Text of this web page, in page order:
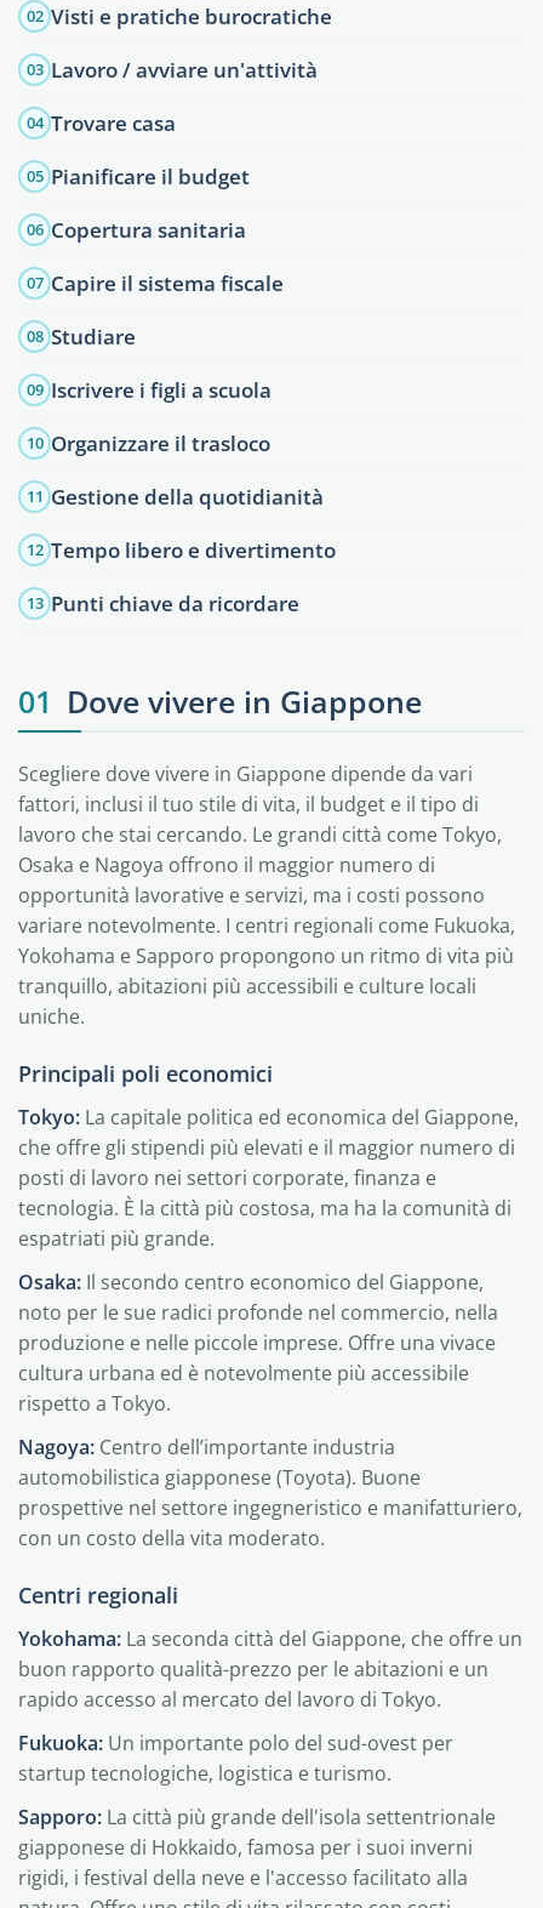
02 Visti e pratiche burocratiche
03 Lavoro / avviare un'attività
04 Trovare casa
05 Pianificare il budget
06 Copertura sanitaria
07 Capire il sistema fiscale
08 Studiare
09 Iscrivere i figli a scuola
10 Organizzare il trasloco
11 Gestione della quotidianità
12 Tempo libero e divertimento
13 Punti chiave da ricordare
01 Dove vivere in Giappone
Scegliere dove vivere in Giappone dipende da vari
fattori, inclusi il tuo stile di vita, il budget e il tipo di
lavoro che stai cercando. Le grandi città come Tokyo,
Osaka e Nagoya offrono il maggior numero di
opportunità lavorative e servizi, ma i costi possono
variare notevolmente. I centri regionali come Fukuoka,
Yokohama e Sapporo propongono un ritmo di vita più
tranquillo, abitazioni più accessibili e culture locali
uniche.
Principali poli economici
Tokyo: La capitale politica ed economica del Giappone,
che offre gli stipendi più elevati e il maggior numero di
posti di lavoro nei settori corporate, finanza e
tecnologia. È la città più costosa, ma ha la comunità di
espatriati più grande.
Osaka: Il secondo centro economico del Giappone,
noto per le sue radici profonde nel commercio, nella
produzione e nelle piccole imprese. Offre una vivace
cultura urbana ed è notevolmente più accessibile
rispetto a Tokyo.
Nagoya: Centro dell’importante industria
automobilistica giapponese (Toyota). Buone
prospettive nel settore ingegneristico e manifatturiero,
con un costo della vita moderato.
Centri regionali
Yokohama: La seconda città del Giappone, che offre un
buon rapporto qualità-prezzo per le abitazioni e un
rapido accesso al mercato del lavoro di Tokyo.
Fukuoka: Un importante polo del sud-ovest per
startup tecnologiche, logistica e turismo.
Sapporo: La città più grande dell'isola settentrionale
giapponese di Hokkaido, famosa per i suoi inverni
rigidi, i festival della neve e l'accesso facilitato alla